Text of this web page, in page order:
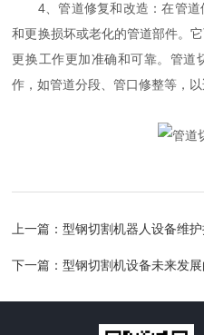
4、管道修复和改造：在管道
和更换损坏或老化的管道部件。
更换工作更加准确和可靠。管道
作，如管道分段、管口修整等，
上一篇：型钢切割机器人设备维
下一篇：型钢切割机设备未来发